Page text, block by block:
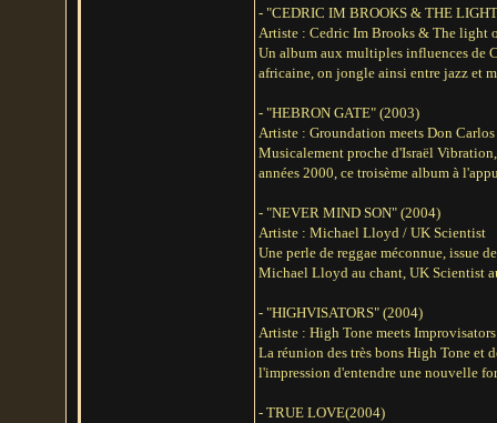
- "CEDRIC IM BROOKS & THE
Artiste : Cedric Im Brooks & The light
Un album aux multiples influences de
africaine, on jongle ainsi entre jazz et
- "HEBRON GATE" (2003)
Artiste : Groundation meets Don
Musicalement proche d'Israël
années 2000, ce troisème album à
- "NEVER MIND SON" (2004)
Artiste : Michael Lloyd / UK Scientist
Une perle de reggae méconnue, issue
Michael Lloyd au chant, UK Scientist
- "HIGHVISATORS" (2004)
Artiste : High Tone meets
La réunion des très bons High Tone et
l'impression d'entendre une nouvelle
- TRUE LOVE(2004)